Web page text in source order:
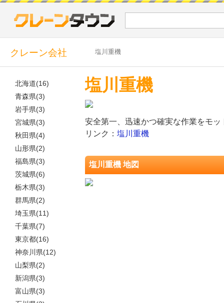
クレーン会社 塩川重機
塩川重機
安全第一、迅速かつ確実な作業をモ
リンク： 塩川重機
塩川重機 地図
北海道(16)
青森県(3)
岩手県(3)
宮城県(3)
秋田県(4)
山形県(2)
福島県(3)
茨城県(6)
栃木県(3)
群馬県(2)
埼玉県(11)
千葉県(7)
東京都(16)
神奈川県(12)
山梨県(2)
新潟県(3)
富山県(3)